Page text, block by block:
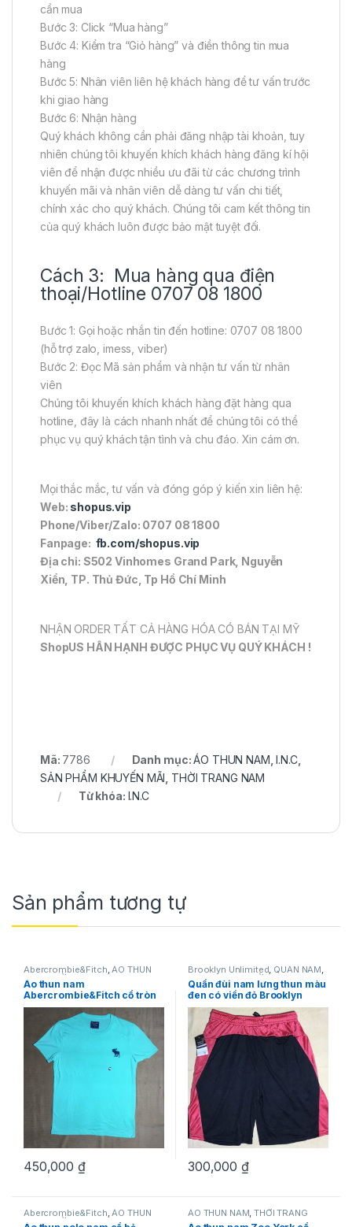
cần mua
Bước 3: Click “Mua hàng”
Bước 4: Kiểm tra “Giỏ hàng” và điền thông tin mua
hàng
Bước 5: Nhân viên liên hệ khách hàng để tư vấn trước
khi giao hàng
Bước 6: Nhận hàng
Quý khách không cần phải đăng nhập tài khoản, tuy
nhiên chúng tôi khuyến khích khách hàng đăng kí hội
viên để nhận được nhiều ưu đãi từ các chương trình
khuyến mãi và nhân viên dễ dàng tư vấn chi tiết,
chính xác cho quý khách. Chúng tôi cam kết thông tin
của quý khách luôn được bảo mật tuyệt đối.
Cách 3: Mua hàng qua điện
thoại/Hotline 0707 08 1800
Bước 1: Gọi hoặc nhắn tin đến hotline: 0707 08 1800
(hỗ trợ zalo, imess, viber)
Bước 2: Đọc Mã sản phẩm và nhận tư vấn từ nhân
viên
Chúng tôi khuyến khích khách hàng đặt hàng qua
hotline, đây là cách nhanh nhất để chúng tôi có thể
phục vụ quý khách tận tình và chu đáo. Xin cám ơn.
Mọi thắc mắc, tư vấn và đóng góp ý kiến xin liên hệ:
Web: shopus.vip
Phone/Viber/Zalo: 0707 08 1800
Fanpage: fb.com/shopus.vip
Địa chỉ: S502 Vinhomes Grand Park, Nguyễn
Xiển, TP. Thủ Đức, Tp Hồ Chí Minh
NHẬN ORDER TẤT CẢ HÀNG HÓA CÓ BÁN TẠI MỸ
ShopUS HÂN HẠNH ĐƯỢC PHỤC VỤ QUÝ KHÁCH !
Mã: 7786 Danh mục:ÁO THUN NAM ,I.N.C,
SẢN PHẨM KHUYẾN MÃI THỜI TRANG NAM
Từ khóa: I.N.C
Sản phẩm tương tự
Abercrombie&Fitch,ÁO THUN
NAM, THỜI TRANG NAM
Áo thun nam
Abercrombie&Fitch cổ tròn
ngắn tay màu xanh size S
hàng mỹ chính hãng
450,000 ₫
Brooklyn Unlimited, QUẦN NAM,
SHORT NAM THỜI TRANG NAM
Quần đùi nam lưng thun màu
đen có viền đỏ Brooklyn
Unlimited size M
300,000 ₫
Abercrombie&Fitch ÁO THUN
NAM THỜI TRANG NAM
ÁO THUN NAM ,THỜI TRANG
NAM Zoo York